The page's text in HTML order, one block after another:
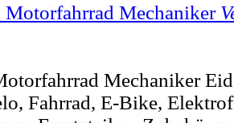
Motorfahrrad Mechaniker
Mechaniker
Fahrrad, E-Bike,